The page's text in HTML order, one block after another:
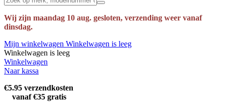
Wij zijn maandag 10 aug. gesloten, verzending weer vanaf
dinsdag.
Mijn winkelwagen Winkelwagen is leeg
Winkelwagen is leeg
Winkelwagen
Naar kassa
€5.95 verzendkosten
vanaf €35 gratis